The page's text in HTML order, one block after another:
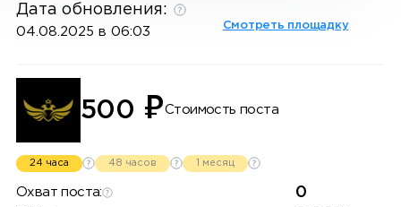
Дата обновления:
04.08.2025 в 06:03 Смотреть площадку
500 ₽Стоимость поста
24 часа 48 часов 1 месяц
Охват поста: 0